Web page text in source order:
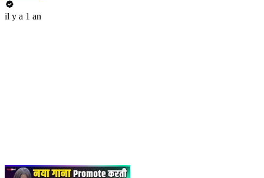
il y a 1 an